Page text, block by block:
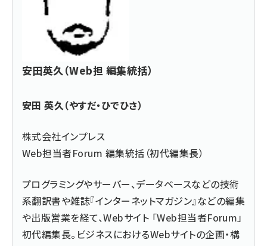
安田英久（Web担 編集統括）
安田 英久（やすだ・ひでひさ）
株式会社インプレス
Web担当者Forum 編集統括（初代編集長）
プログラミングやサーバー、データベースなどの技術
系翻訳書や雑誌『インターネットマガジン』などの編集
や出版営業を経て、Webサイト 「Web担当者Forum」
初代編集長。ビジネスにおけるWebサイトの企画・構